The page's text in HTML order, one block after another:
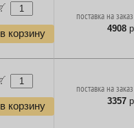
в корзину
поставка на
4908
в корзину
поставка на
3357